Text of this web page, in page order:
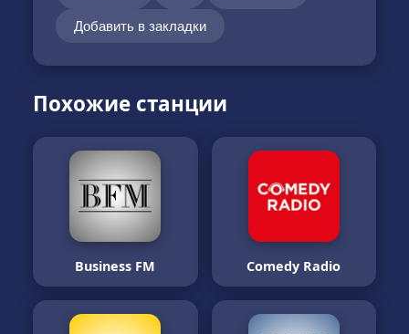
Добавить в закладки
Похожие станции
Business FM Comedy Radio